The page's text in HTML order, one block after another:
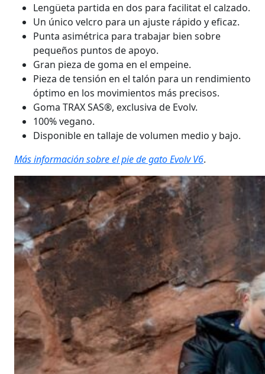
Lengüeta partida en dos para facilitat el calzado.
Un único velcro para un ajuste rápido y eficaz.
Punta asimétrica para trabajar bien sobre
pequeños puntos de apoyo.
Gran pieza de goma en el empeine.
Pieza de tensión en el talón para un rendimiento
óptimo en los movimientos más precisos.
Goma TRAX SAS®, exclusiva de Evolv.
100% vegano.
Disponible en tallaje de volumen medio y bajo.
Más información sobre el pie de gato Evolv V6.